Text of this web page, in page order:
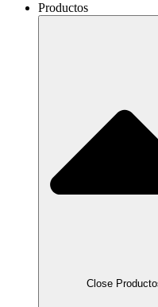
Productos
Close